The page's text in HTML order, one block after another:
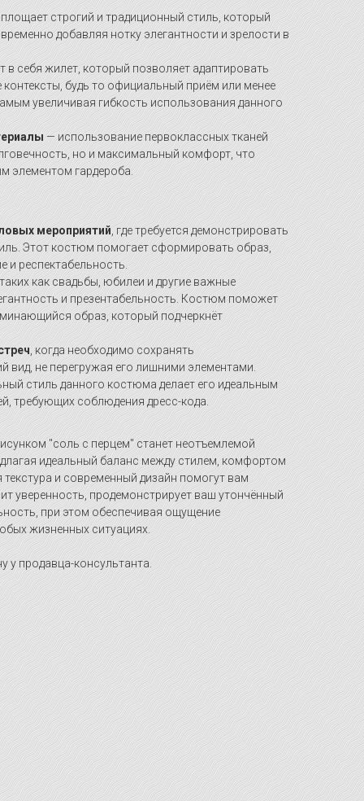
строгий и традиционный стиль, который
добавляя нотку элегантности и зрелости в
в себя жилет, который позволяет адаптировать
будь то официальный приём или менее
увеличивая гибкость использования данного
— использование первоклассных тканей
но и максимальный комфорт, что
элементом гардероба.
мероприятий, где требуется демонстрировать
Этот костюм помогает сформировать образ,
и респектабельность.
как свадьбы, юбилеи и другие важные
и презентабельность. Костюм поможет
образ, который подчеркнёт
, когда необходимо сохранять
вид, не перегружая его лишними элементами.
стиль данного костюма делает его идеальным
требующих соблюдения дресс-кода.
"соль с перцем" станет неотъемлемой
идеальный баланс между стилем, комфортом
и современный дизайн помогут вам
уверенность, продемонстрирует ваш утончённый
при этом обеспечивая ощущение
жизненных ситуациях.
у продавца-консультанта.